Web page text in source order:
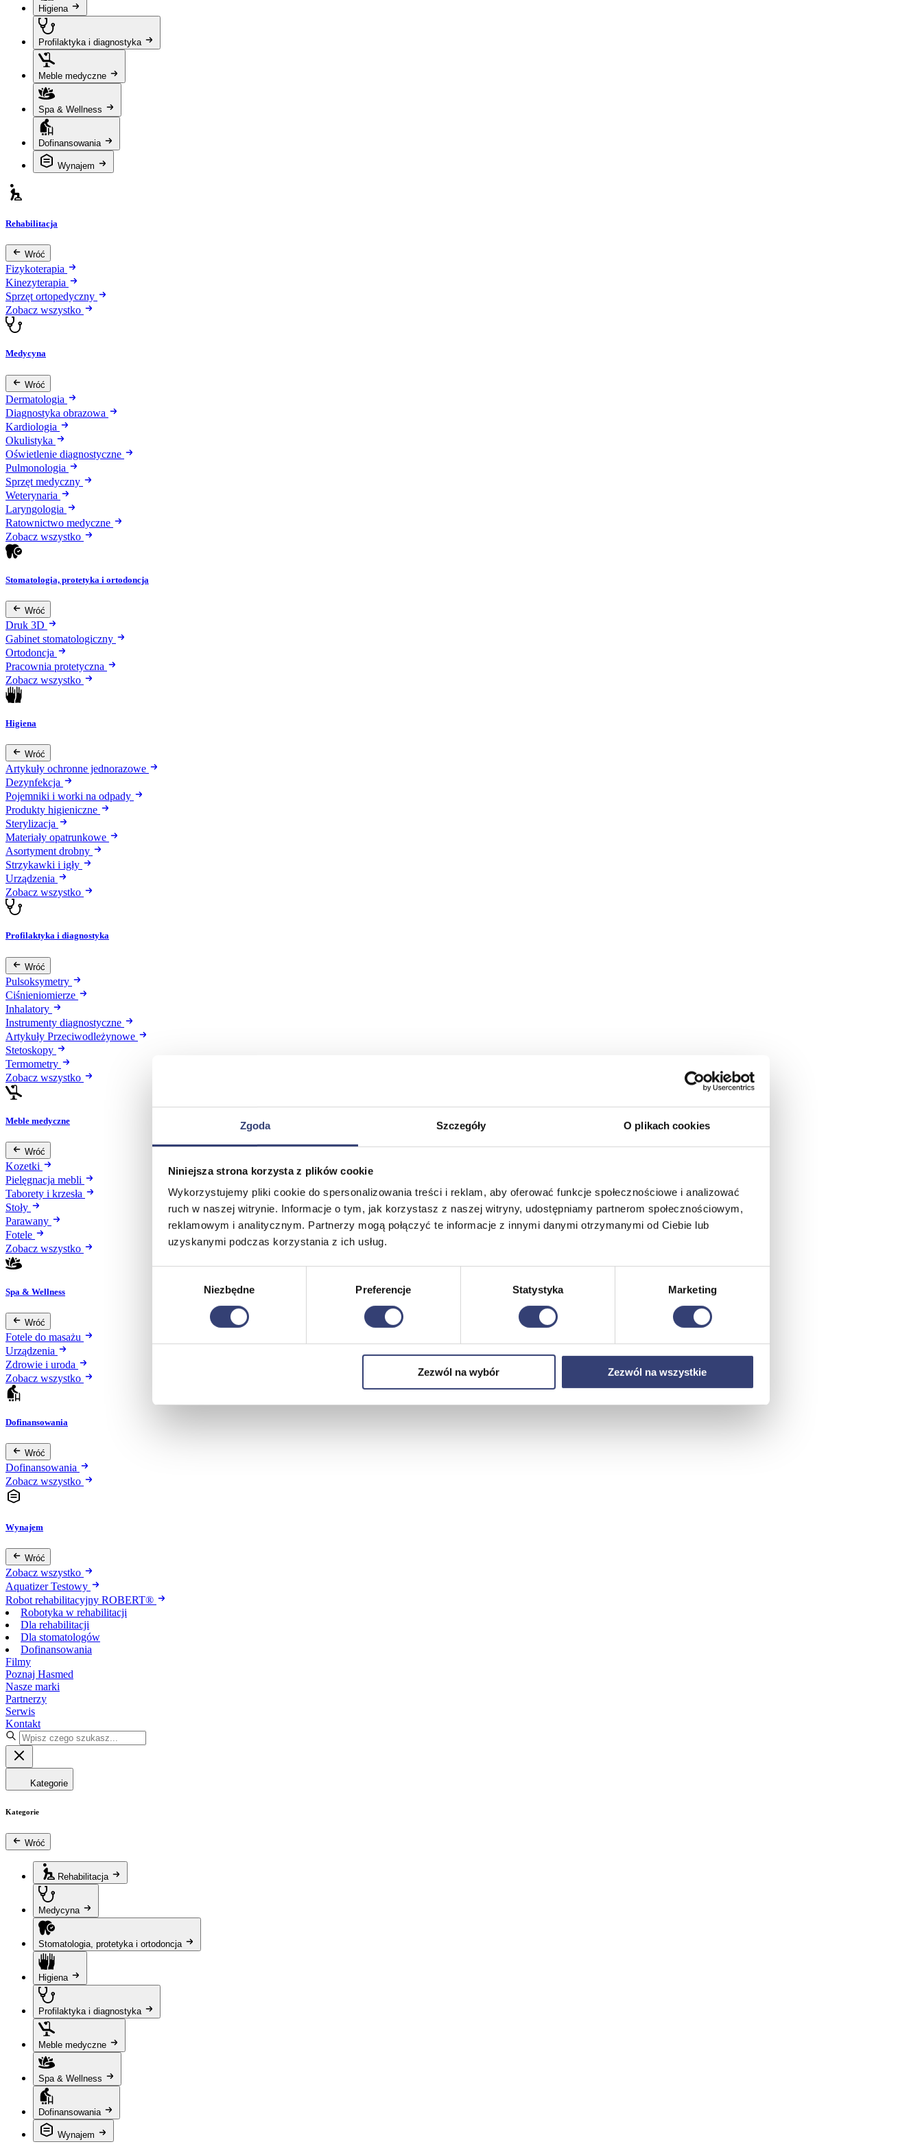
Zgoda Szczegóły O plikach cookies
Niniejsza strona korzysta z plików cookie
Wykorzystujemy pliki cookie do spersonalizowania treści i reklam, aby oferować funkcje społecznościowe i analizować
ruch w naszej witrynie. Informacje o tym, jak korzystasz z naszej witryny, udostępniamy partnerom społecznościowym,
reklamowym i analitycznym. Partnerzy mogą połączyć te informacje z innymi danymi otrzymanymi od Ciebie lub
uzyskanymi podczas korzystania z ich usług.
Niezbędne Preferencje Statystyka Marketing
Zezwól na wybór Zezwól na wszystkie
Higiena
Profilaktyka i diagnostyka
Meble medyczne
Spa & Wellness
Dofinansowania
Wynajem
Rehabilitacja
Wróć
Fizykoterapia
Kinezyterapia
Sprzęt ortopedyczny
Zobacz wszystko
Medycyna
Wróć
Dermatologia
Diagnostyka obrazowa
Kardiologia
Okulistyka
Oświetlenie diagnostyczne
Pulmonologia
Sprzęt medyczny
Weterynaria
Laryngologia
Ratownictwo medyczne
Zobacz wszystko
Stomatologia, protetyka i ortodoncja
Wróć
Druk 3D
Gabinet stomatologiczny
Ortodoncja
Pracownia protetyczna
Zobacz wszystko
Higiena
Wróć
Artykuły ochronne jednorazowe
Dezynfekcja
Pojemniki i worki na odpady
Produkty higieniczne
Sterylizacja
Materiały opatrunkowe
Asortyment drobny
Strzykawki i igły
Urządzenia
Zobacz wszystko
Profilaktyka i diagnostyka
Wróć
Pulsoksymetry
Ciśnieniomierze
Inhalatory
Instrumenty diagnostyczne
Artykuły Przeciwodleżynowe
Stetoskopy
Termometry
Zobacz wszystko
Meble medyczne
Wróć
Kozetki
Pielęgnacja mebli
Taborety i krzesła
Stoły
Parawany
Fotele
Zobacz wszystko
Spa & Wellness
Wróć
Fotele do masażu
Urządzenia
Zdrowie i uroda
Zobacz wszystko
Dofinansowania
Wróć
Dofinansowania
Zobacz wszystko
Wynajem
Wróć
Zobacz wszystko
Aquatizer Testowy
Robot rehabilitacyjny ROBERT®
Robotyka w rehabilitacji
Dla rehabilitacji
Dla stomatologów
Dofinansowania
Filmy
Poznaj Hasmed
Nasze marki
Partnerzy
Serwis
Kontakt
Kategorie
Kategorie
Wróć
Rehabilitacja
Medycyna
Stomatologia, protetyka i ortodoncja
Higiena
Profilaktyka i diagnostyka
Meble medyczne
Spa & Wellness
Dofinansowania
Wynajem